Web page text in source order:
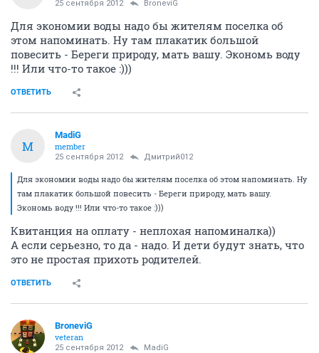
25 сентября 2012 BroneviG
Для экономии воды надо бы жителям поселка об
этом напоминать. Ну там плакатик большой
повесить - Береги природу, мать вашу. Экономь воду
!!! Или что-то такое :)))
ОТВЕТИТЬ
M
MadiG
member
25 сентября 2012 Дмитрий012
Для экономии воды надо бы жителям поселка об этом напоминать. Ну
там плакатик большой повесить - Береги природу, мать вашу.
Экономь воду !!! Или что-то такое :)))
Квитанция на оплату - неплохая напоминалка))
А если серьезно, то да - надо. И дети будут знать, что
это не простая прихоть родителей.
ОТВЕТИТЬ
BroneviG
veteran
25 сентября 2012 MadiG